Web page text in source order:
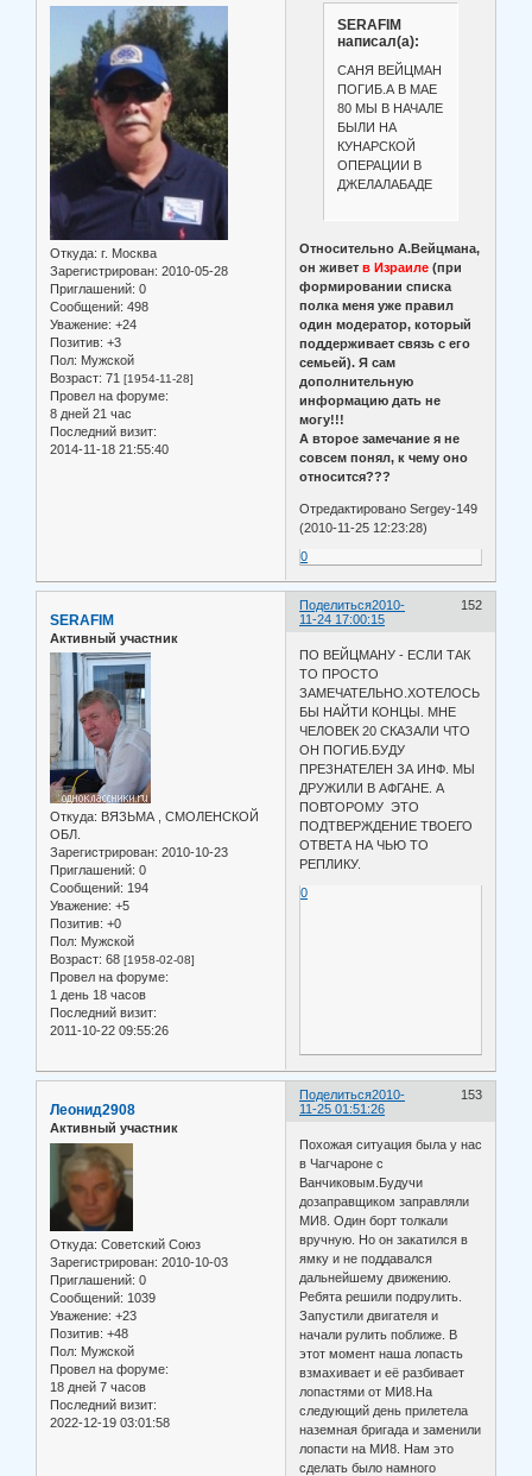
Откуда: г. Москва
Зарегистрирован: 2010-05-28
Приглашений: 0
Сообщений: 498
Уважение: +24
Позитив: +3
Пол: Мужской
Возраст: 71 [1954-11-28]
Провел на форуме:
8 дней 21 час
Последний визит:
2014-11-18 21:55:40
SERAFIM
написал(а):
САНЯ ВЕЙЦМАН
ПОГИБ.А В МАЕ
80 МЫ В НАЧАЛЕ
БЫЛИ НА
КУНАРСКОЙ
ОПЕРАЦИИ В
ДЖЕЛАЛАБАДЕ
Относительно А.Вейцмана,
он живетв Израиле (при
формировании списка
полка меня уже правил
один модератор, который
поддерживает связь с его
семьей). Я сам
дополнительную
информацию дать не
могу!!!
А второе замечание я не
совсем понял, к чему оно
относится???
Отредактировано Sergey-149
(2010-11-25 12:23:28)
0
Поделиться 152
2010-
11-24 17:00:15
SERAFIM
Активный участник
Откуда: ВЯЗЬМА , СМОЛЕНСКОЙ
ОБЛ.
Зарегистрирован: 2010-10-23
Приглашений: 0
Сообщений: 194
Уважение: +5
Позитив: +0
Пол: Мужской
Возраст: 68 [1958-02-08]
Провел на форуме:
1 день 18 часов
Последний визит:
2011-10-22 09:55:26
ПО ВЕЙЦМАНУ - ЕСЛИ ТАК
ТО ПРОСТО
ЗАМЕЧАТЕЛЬНО.ХОТЕЛОСЬ
БЫ НАЙТИ КОНЦЫ. МНЕ
ЧЕЛОВЕК 20 СКАЗАЛИ ЧТО
ОН ПОГИБ.БУДУ
ПРЕЗНАТЕЛЕН ЗА ИНФ. МЫ
ДРУЖИЛИ В АФГАНЕ. А
ПОВТОРОМУ ЭТО
ПОДТВЕРЖДЕНИЕ ТВОЕГО
ОТВЕТА НА ЧЬЮ ТО
РЕПЛИКУ.
0
Поделиться 153
2010-
11-25 01:51:26
Леонид2908
Активный участник
Откуда: Советский Союз
Зарегистрирован: 2010-10-03
Приглашений: 0
Сообщений: 1039
Уважение: +23
Позитив: +48
Пол: Мужской
Провел на форуме:
18 дней 7 часов
Последний визит:
2022-12-19 03:01:58
Похожая ситуация была у нас
в Чагчароне с
Ванчиковым.Будучи
дозаправщиком заправляли
МИ8. Один борт толкали
вручную. Но он закатился в
ямку и не поддавался
дальнейшему движению.
Ребята решили подрулить.
Запустили двигателя и
начали рулить поближе. В
этот момент наша лопасть
взмахивает и её разбивает
лопастями от МИ8.На
следующий день прилетела
наземная бригада и заменили
лопасти на МИ8. Нам это
сделать было намного